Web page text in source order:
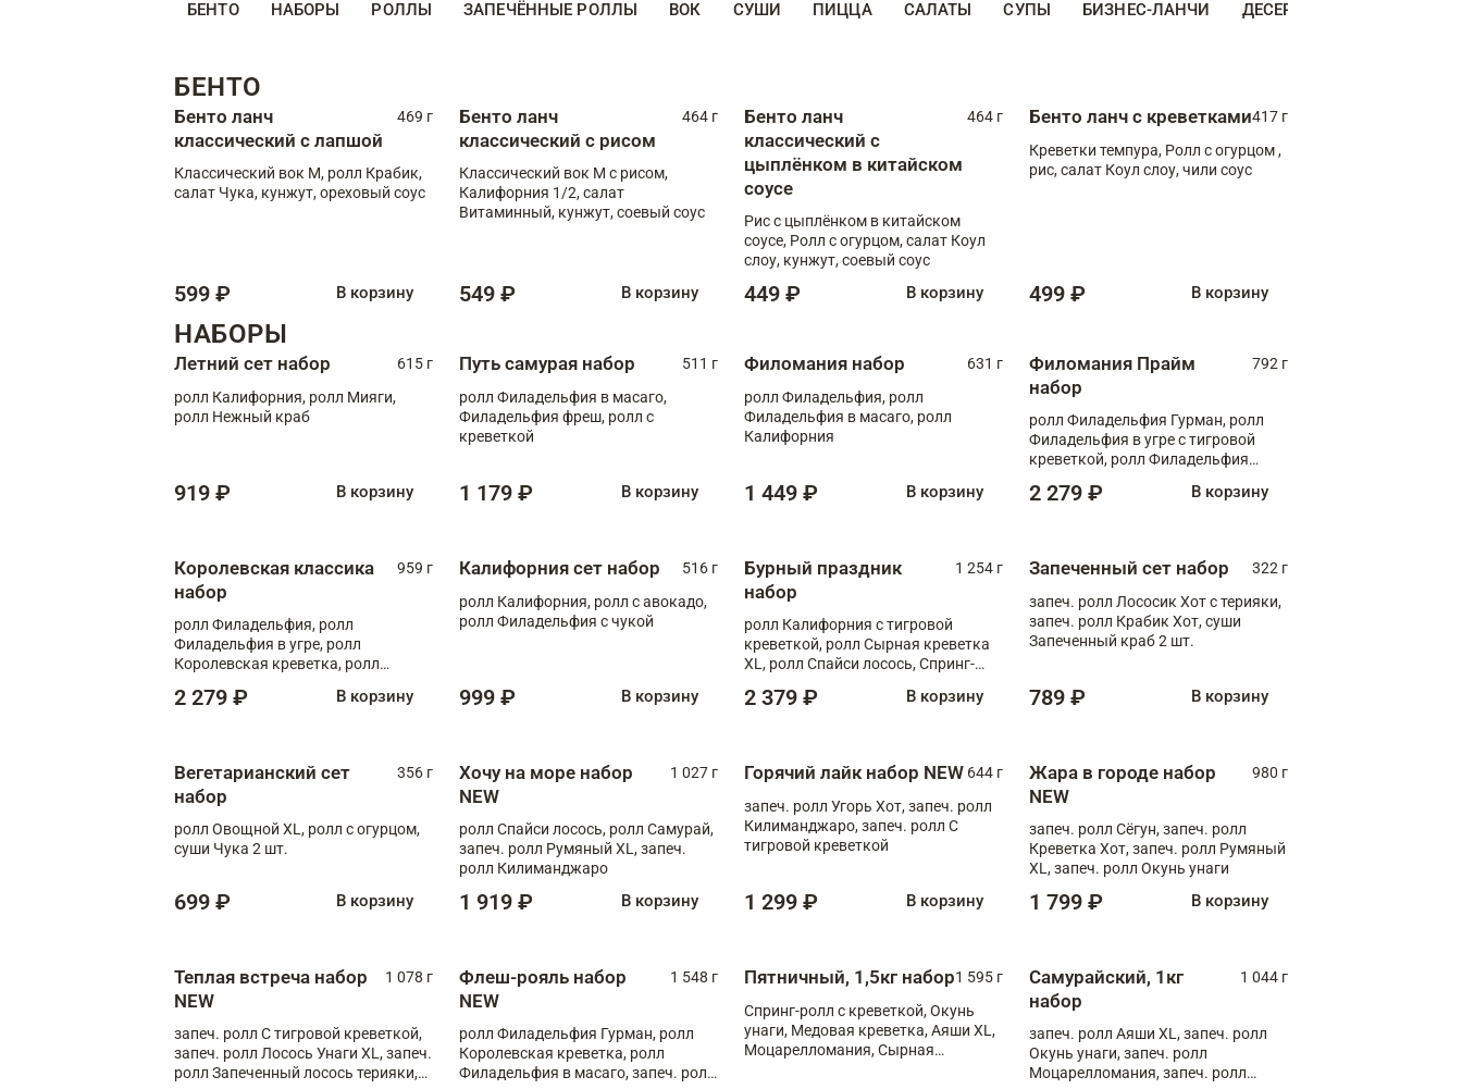
БЕНТО НАБОРЫ РОЛЛЫ ЗАПЕЧЁННЫЕ РОЛЛЫ ВОК СУШИ ПИЦЦА САЛАТЫ СУПЫ БИЗНЕС-ЛАНЧИ ДЕСЕРТЫ
БЕНТО
Бенто ланч
классический с лапшой
469 г
Классический вок М, ролл Крабик,
салат Чука, кунжут, ореховый соус
599 ₽ В корзину
Бенто ланч
классический с рисом
464 г
Классический вок М с рисом,
Калифорния 1/2, салат
Витаминный, кунжут, соевый соус
549 ₽ В корзину
Бенто ланч
классический с
цыплёнком в китайском
соусе
464 г
Рис с цыплёнком в китайском
соусе, Ролл с огурцом, салат Коул
слоу, кунжут, соевый соус
449 ₽ В корзину
Бенто ланч с креветками417 г
Креветки темпура, Ролл с огурцом ,
рис, салат Коул слоу, чили соус
499 ₽ В корзину
НАБОРЫ
Летний сет набор
615 г
ролл Калифорния, ролл Мияги,
ролл Нежный краб
919 ₽ В корзину
Путь самурая набор
511 г
ролл Филадельфия в масаго,
Филадельфия фреш, ролл с
креветкой
1 179 ₽ В корзину
Филомания набор
631 г
ролл Филадельфия, ролл
Филадельфия в масаго, ролл
Калифорния
1 449 ₽ В корзину
Филомания Прайм
набор
792 г
ролл Филадельфия Гурман, ролл
Филадельфия в угре с тигровой
креветкой, ролл Филадельфия
2 279 ₽ В корзину
Королевская классика
набор
959 г
ролл Филадельфия, ролл
Филадельфия в угре, ролл
Королевская креветка, ролл
2 279 ₽ В корзину
Калифорния сет набор
516 г
ролл Калифорния, ролл с авокадо,
ролл Филадельфия с чукой
999 ₽ В корзину
Бурный праздник
набор
1 254 г
ролл Калифорния с тигровой
креветкой, ролл Сырная креветка
XL, ролл Спайси лосось, Спринг-
Медовая креветка
2 379 ₽ В корзину
Запеченный сет набор
322 г
запеч. ролл Лососик Хот с терияки,
запеч. ролл Крабик Хот, суши
Запеченный краб 2 шт.
789 ₽ В корзину
Вегетарианский сет
набор
356 г
ролл Овощной XL, ролл с огурцом,
суши Чука 2 шт.
699 ₽ В корзину
Хочу на море набор
NEW
1 027 г
ролл Спайси лосось, ролл Самурай,
запеч. ролл Румяный XL, запеч.
ролл Килиманджаро
1 919 ₽ В корзину
Горячий лайк набор NEW 644 г
запеч. ролл Угорь Хот, запеч. ролл
Килиманджаро, запеч. ролл С
тигровой креветкой
1 299 ₽ В корзину
Жара в городе набор
NEW
980 г
запеч. ролл Сёгун, запеч. ролл
Креветка Хот, запеч. ролл Румяный
XL, запеч. ролл Окунь унаги
1 799 ₽ В корзину
Теплая встреча набор
NEW
1 078 г
запеч. ролл С тигровой креветкой,
запеч. ролл Лосось Унаги XL, запеч.
ролл Запеченный лосось терияки,
Флеш-рояль набор
NEW
1 548 г
ролл Филадельфия Гурман, ролл
Королевская креветка, ролл
Филадельфия в масаго, запеч. ролл
Пятничный, 1,5кг набор1 595 г
Спринг-ролл с креветкой, Окунь
унаги, Медовая креветка, Аяши XL,
Моцарелломания, Сырная
Самурайский, 1кг
набор
1 044 г
запеч. ролл Аяши XL, запеч. ролл
Окунь унаги, запеч. ролл
Моцарелломания, запеч. ролл